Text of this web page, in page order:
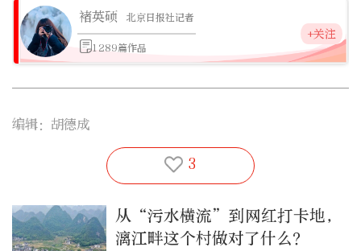
褚英硕 北京日报社记者
1289篇作品
+关注
编辑：胡德成
3
从“污水横流”到网红打卡地，
漓江畔这个村做对了什么？